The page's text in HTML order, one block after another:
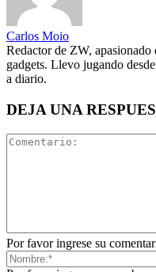
Carlos Moio
Redactor de ZW,
gadgets. Llevo jugando
a diario.
DEJA UNA
Por favor ingrese su